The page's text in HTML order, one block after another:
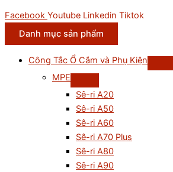
Facebook Youtube Linkedin Tiktok
Danh mục sản phẩm
Công Tắc Ổ Cắm và Phụ Kiện
MPE
Sê-ri A20
Sê-ri A50
Sê-ri A60
Sê-ri A70 Plus
Sê-ri A80
Sê-ri A90